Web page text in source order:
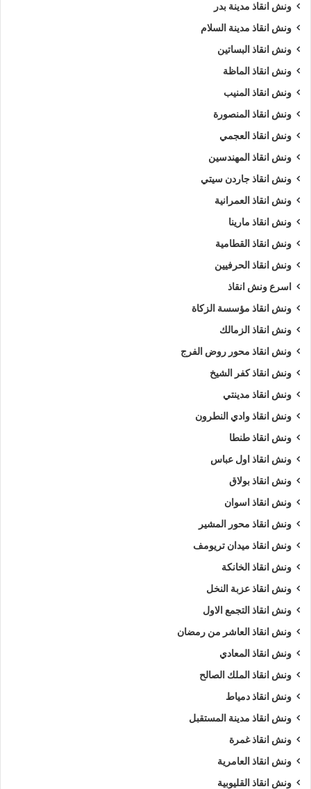
ونش انقاذ مدينة بدر
ونش انقاذ مدينة السلام
ونش انقاذ البساتين
ونش انقاذ الماظة
ونش انقاذ المنيب
ونش انقاذ المنصورة
ونش انقاذ العجمي
ونش انقاذ المهندسين
ونش انقاذ جاردن سيتي
ونش انقاذ العمرانية
ونش انقاذ مارينا
ونش انقاذ القطامية
ونش انقاذ الحرفيين
اسرع ونش انقاذ
ونش انقاذ مؤسسة الزكاة
ونش انقاذ الزمالك
ونش انقاذ محور روض الفرج
ونش انقاذ كفر الشيخ
ونش انقاذ مدينتي
ونش انقاذ وادي النطرون
ونش انقاذ طنطا
ونش انقاذ اول عباس
ونش انقاذ بولاق
ونش انقاذ اسوان
ونش انقاذ محور المشير
ونش انقاذ ميدان تريومف
ونش انقاذ الخانكة
ونش انقاذ عزبة النخل
ونش انقاذ التجمع الاول
ونش انقاذ العاشر من رمضان
ونش انقاذ المعادي
ونش انقاذ الملك الصالح
ونش انقاذ دمياط
ونش انقاذ مدينة المستقبل
ونش انقاذ غمرة
ونش انقاذ العامرية
ونش انقاذ القليوبية